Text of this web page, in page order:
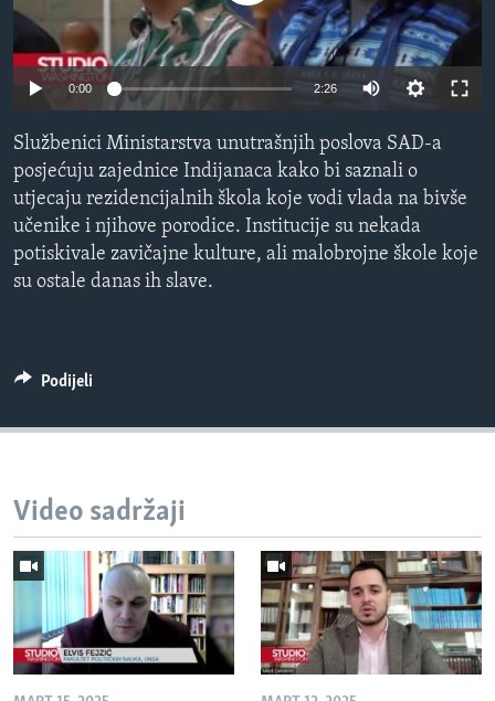
MAGAZIN
O GLASU AMERIKE
PRATITE NAS
Jezici
0:00 2:26
Službenici Ministarstva unutrašnjih poslova SAD-a
posjećuju zajednice Indijanaca kako bi saznali o
utjecaju rezidencijalnih škola koje vodi vlada na bivše
učenike i njihove porodice. Institucije su nekada
potiskivale zavičajne kulture, ali malobrojne škole koje
su ostale danas ih slave.
Podijeli
Video sadržaji